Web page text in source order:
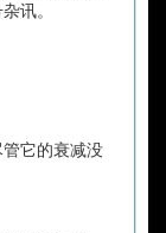
讯。
它的衰减没